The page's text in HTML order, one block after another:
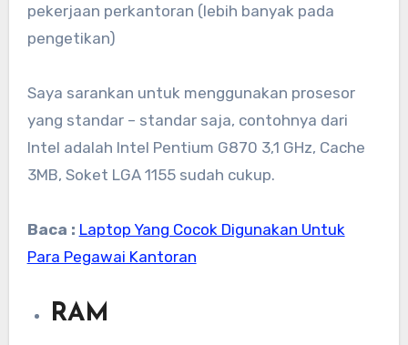
pekerjaan perkantoran (lebih banyak pada
pengetikan)
Saya sarankan untuk menggunakan prosesor
yang standar – standar saja, contohnya dari
Intel adalah Intel Pentium G870 3,1 GHz, Cache
3MB, Soket LGA 1155 sudah cukup.
Baca : Laptop Yang Cocok Digunakan Untuk
Para Pegawai Kantoran
RAM